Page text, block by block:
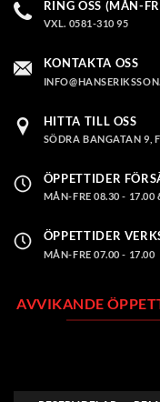
RING OSS (MÅN-
VXL. 0581-310 95
KONTAKTA OSS
HITTA TILL OSS
SÖDRA BANGATAN 9,
ÖPPETTIDER
MÅN-FRE 08.30 - 17.00
ÖPPETTIDER
MÅN-FRE 07.00 - 17.00
AVVIKANDE